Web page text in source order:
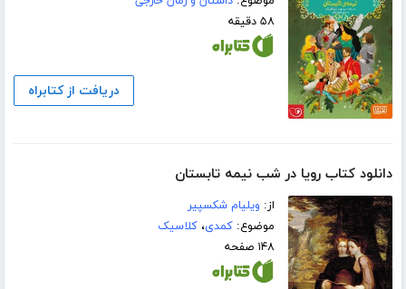
۵۸ دقیقه
دریافت از کتابراه
دانلود کتاب رویا در شب نیمه تابستان
از: ویلیام شکسپیر
موضوع:کمدی،کلاسیک
۱۴۸ صفحه